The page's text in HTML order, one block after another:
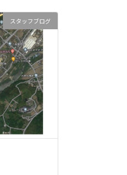
スタッフブログ